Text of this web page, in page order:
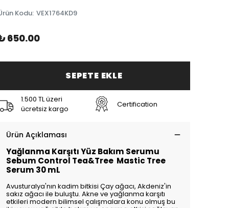
Kodu: VEX1764KD9
650.00
SEPETE EKLE
1.500 TL üzeri
ücretsiz kargo
Certification
Ürün Açıklaması
Yağlanma Karşıtı Yüz Bakım Serumu
Sebum Control Tea&Tree Mastic Tree
Serum 30 mL
Avusturalya'nın kadim bitkisi Çay ağacı, Akdeniz'in
sakız ağacı ile buluştu. Akne ve yağlanma karşıtı
etkileri modern bilimsel çalışmalara konu olmuş bu